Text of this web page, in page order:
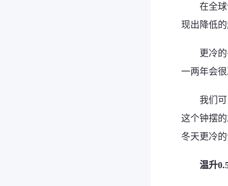
在全
现出降低
更冷
一两年会
我们
这个钟摆
冬天更冷
温升